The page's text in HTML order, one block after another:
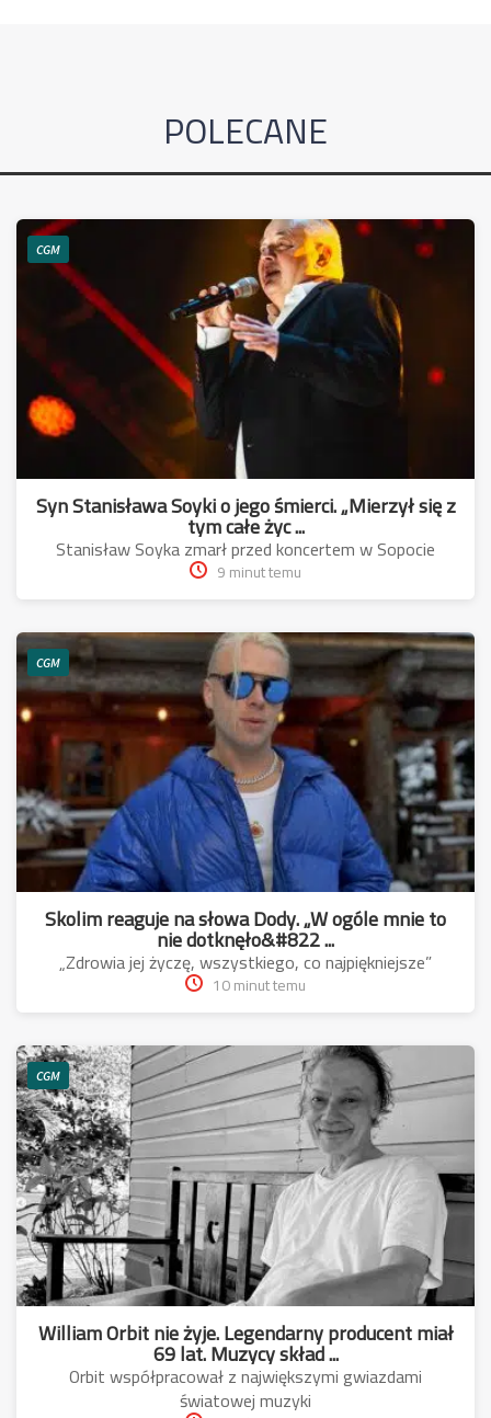
POLECANE
CGM
Syn Stanisława Soyki o jego śmierci. „Mierzył się z
tym całe życ ...
Stanisław Soyka zmarł przed koncertem w Sopocie
9 minut temu
CGM
Skolim reaguje na słowa Dody. „W ogóle mnie to
nie dotknęło&#822 ...
„Zdrowia jej życzę, wszystkiego, co najpiękniejsze”
10 minut temu
CGM
William Orbit nie żyje. Legendarny producent miał
69 lat. Muzycy skład ...
Orbit współpracował z największymi gwiazdami
światowej muzyki